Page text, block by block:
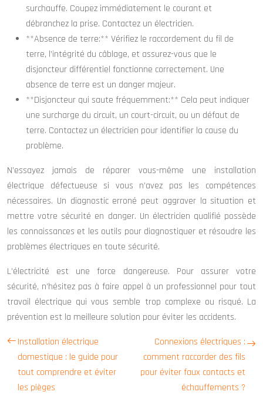
surchauffe. Coupez immédiatement le courant et
débranchez la prise. Contactez un électricien.
**Absence de terre:** Vérifiez le raccordement du fil de
terre, l’intégrité du câblage, et assurez-vous que le
disjoncteur différentiel fonctionne correctement. Une
absence de terre est un danger majeur.
**Disjoncteur qui saute fréquemment:** Cela peut indiquer
une surcharge du circuit, un court-circuit, ou un défaut de
terre. Contactez un électricien pour identifier la cause du
problème.
N’essayez jamais de réparer vous-même une installation
électrique défectueuse si vous n’avez pas les compétences
nécessaires. Un diagnostic erroné peut aggraver la situation et
mettre votre sécurité en danger. Un électricien qualifié possède
les connaissances et les outils pour diagnostiquer et résoudre les
problèmes électriques en toute sécurité.
L’électricité est une force dangereuse. Pour assurer votre
sécurité, n’hésitez pas à faire appel à un professionnel pour tout
travail électrique qui vous semble trop complexe ou risqué. La
prévention est la meilleure solution pour éviter les accidents.
Installation électrique
domestique : le guide pour
tout comprendre et éviter
les pièges
Connexions électriques :
comment raccorder des fils
pour éviter faux contacts et
échauffements ?